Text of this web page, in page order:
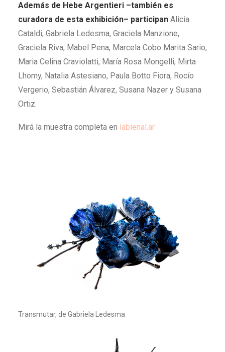
Además de Hebe Argentieri –también es
curadora de esta exhibición– participan Alicia
Cataldi, Gabriela Ledesma, Graciela Manzione,
Graciela Riva, Mabel Pena, Marcela Cobo Marita Sario,
Maria Celina Craviolatti, María Rosa Mongelli, Mirta
Lhomy, Natalia Astesiano, Paula Botto Fiora, Rocío
Vergerio, Sebastián Álvarez, Susana Nazer y Susana
Ortiz.
Mirá la muestra completa en labienal.ar
Transmutar, de Gabriela Ledesma